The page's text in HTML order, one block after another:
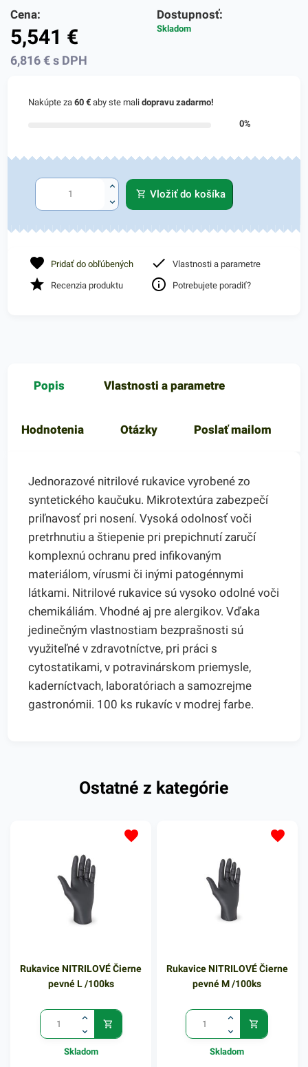
Cena:
5,541 €
6,816€ s DPH
Dostupnosť:
Skladom
Nakúpte za60 € aby ste malidopravu zadarmo!
0%
Vložiť do košíka
Pridať do obľúbených Vlastnosti a parametre
Recenzia produktu Potrebujete poradiť?
Popis Vlastnosti a parametre
Hodnotenia Otázky Poslať mailom
Jednorazové nitrilové rukavice vyrobené zo
syntetického kaučuku. Mikrotextúra zabezpečí
priľnavosť pri nosení. Vysoká odolnosť voči
pretrhnutiu a štiepenie pri prepichnutí zaručí
komplexnú ochranu pred infikovaným
materiálom, vírusmi či inými patogénnymi
látkami. Nitrilové rukavice sú vysoko odolné voči
chemikáliám. Vhodné aj pre alergikov. Vďaka
jedinečným vlastnostiam bezprašnosti sú
využiteľné v zdravotníctve, pri práci s
cytostatikami, v potravinárskom priemysle,
kaderníctvach, laboratóriach a samozrejme
gastronómii. 100 ks rukavíc v modrej farbe.
Ostatné z kategórie
Rukavice NITRILOVÉ Čierne
pevné L /100ks
Skladom
Rukavice NITRILOVÉ Čierne
pevné M /100ks
Skladom